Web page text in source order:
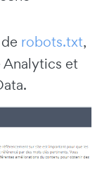
robots.txt,
Analytics et